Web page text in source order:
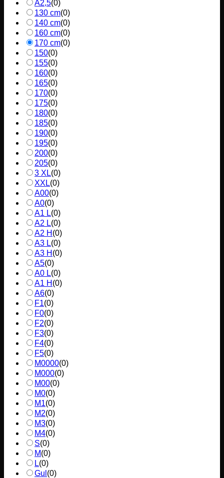
A2,5(0)
130 cm(0)
140 cm(0)
160 cm(0)
170 cm(0)
150(0)
155(0)
160(0)
165(0)
170(0)
175(0)
180(0)
185(0)
190(0)
195(0)
200(0)
205(0)
3 XL(0)
XXL(0)
A00(0)
A0(0)
A1 L(0)
A2 L(0)
A2 H (0)
A3 L(0)
A3 H (0)
A5(0)
A0 L(0)
A1 H (0)
A6(0)
F1(0)
F0(0)
F2(0)
F3(0)
F4(0)
F5(0)
M0000(0)
M000(0)
M00(0)
M0(0)
M1(0)
M2(0)
M3(0)
M4(0)
S(0)
M(0)
L(0)
Gul (0)